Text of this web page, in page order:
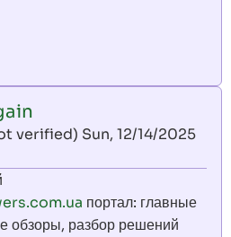
verified) Sun, 12/14/2025
портал: главные
обзоры, разбор решений